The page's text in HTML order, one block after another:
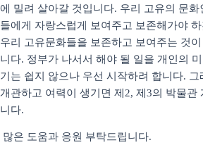
에 밀려 살아갈 것입니다. 우리 고유의 문
들에게 자랑스럽게 보여주고 보존해가야
우리 고유문화들을 보존하고 보여주는 것
니다. 정부가 나서서 해야 될 일을 개인의
기는 쉽지 않으나 우선 시작하려 합니다. 그
개관하고 여력이 생기면 제2, 제3의 박물관
니다.
많은 도움과 응원 부탁드립니다.